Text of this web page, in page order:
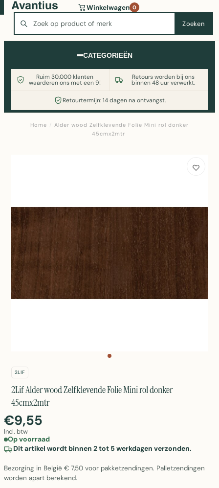
Zoeken
Winkelwagen 0
CATEGORIEËN
Ruim 30.000 klanten
waarderen ons met een 9!
Retours worden bij ons
binnen 48 uur verwerkt.
Retourtermijn: 14 dagen na ontvangst.
Wasmachine of koelkast nodig? Vergelijk alle prijzen op
Witgoedaanbod.nl
Home / Alder wood Zelfklevende Folie Mini rol donker
45cmx2mtr
2LIF
2Lif Alder wood Zelfklevende Folie Mini rol donker
45cmx2mtr
€9,55
Incl. btw
Op voorraad
Dit artikel wordt binnen 2 tot 5 werkdagen verzonden.
Bezorging in België € 7,50 voor pakketzendingen. Palletzendingen
worden apart berekend.